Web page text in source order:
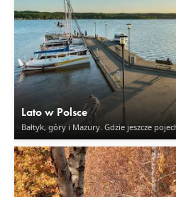
Lato w Polsce
Bałtyk, góry i Mazury. Gdzie jeszcze